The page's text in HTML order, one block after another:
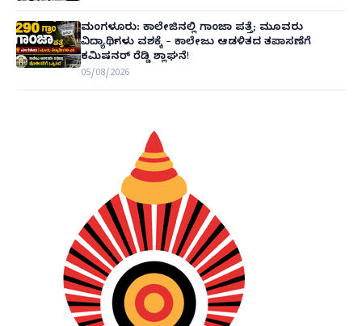
ಮಂಗಳೂರು: ಕಾಲೇಜಿನಲ್ಲಿ ಗಾಂಜಾ ಪತ್ತೆ; ಮೂವರು
ವಿದ್ಯಾರ್ಥಿಗಳು ವಶಕ್ಕೆ – ಕಾಲೇಜು ಆಡಳಿತದ ತಪಾಸಣೆಗೆ
ಕಮಿಷನರ್ ರೆಡ್ಡಿ ಶ್ಲಾಘನೆ!
05/08/2026